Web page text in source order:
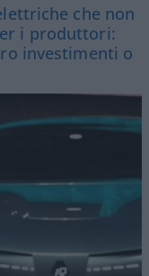
che non
i produttori:
investimenti o